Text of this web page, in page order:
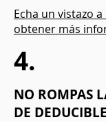
Echa un vistazo
obtener más
4.
NO ROMPAS
DE